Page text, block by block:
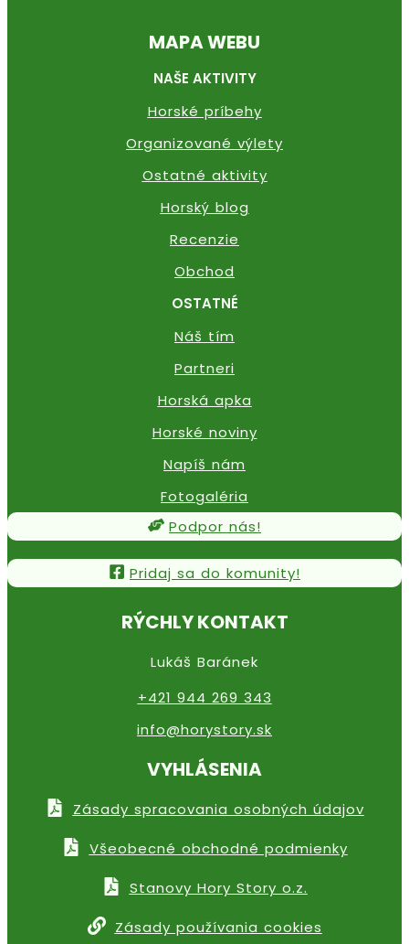
MAPA WEBU
NAŠE AKTIVITY
Horské príbehy
Organizované výlety
Ostatné aktivity
Horský blog
Recenzie
Obchod
OSTATNÉ
Náš tím
Partneri
Horská apka
Horské noviny
Napíš nám
Fotogaléria
Podpor nás!
Pridaj sa do komunity!
RÝCHLY KONTAKT
Lukáš Baránek
+421 944 269 343
info@horystory.sk
VYHLÁSENIA
Zásady spracovania osobných údajov
Všeobecné obchodné podmienky
Stanovy Hory Story o.z.
Zásady používania cookies